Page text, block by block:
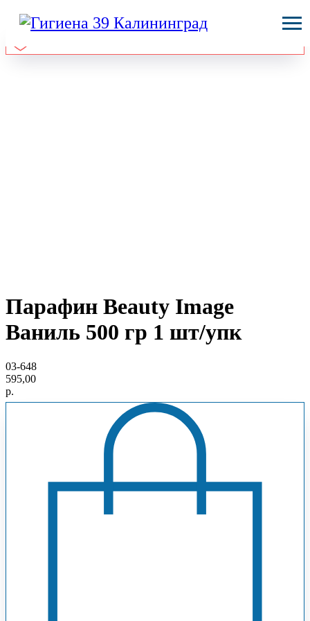
Парафин Beauty Image
Ваниль 500 гр 1 шт/упк
03-648
595,00
р.